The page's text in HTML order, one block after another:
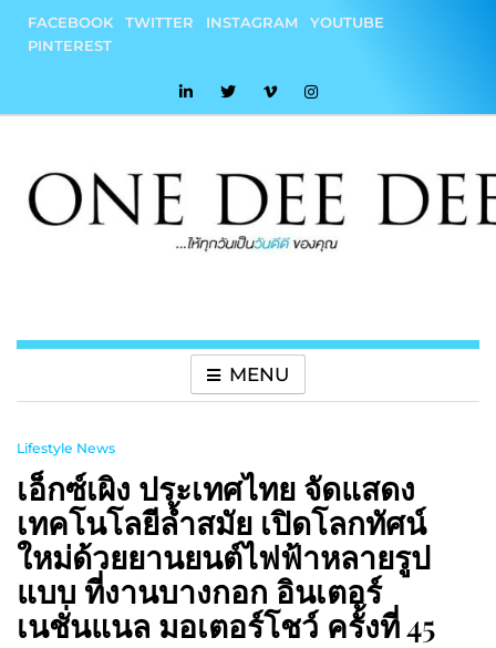
content
FACEBOOK TWITTER INSTAGRAM
YOUTUBE
PINTEREST
MENU
Lifestyle News
เอ็กซ์เผิง ประเทศไทย จัดแสดง
เทคโนโลยีล้ำสมัย เปิดโลกทัศน์
ใหม่ด้วยยานยนต์ไฟฟ้าหลายรูป
แบบ ที่งานบางกอก อินเตอร์
เนชั่นแนล มอเตอร์โชว์ ครั้งที่ 45